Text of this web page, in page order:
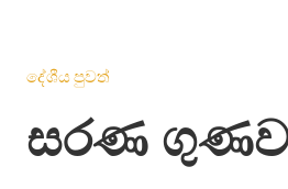
දේශීය පුවත්
සරණ